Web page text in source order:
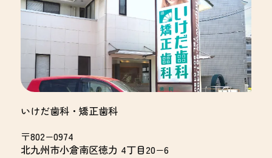
いけだ歯科・矯正歯科
〒802−0974
北九州市小倉南区徳力 4丁目20−6